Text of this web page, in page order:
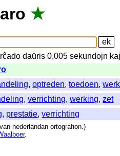
★
daŭris 0,005sekundojn
,optreden,toedoen,
,verrichting,werking,zet
, prestatie,verrichting
nederlandan ortografion.)
.